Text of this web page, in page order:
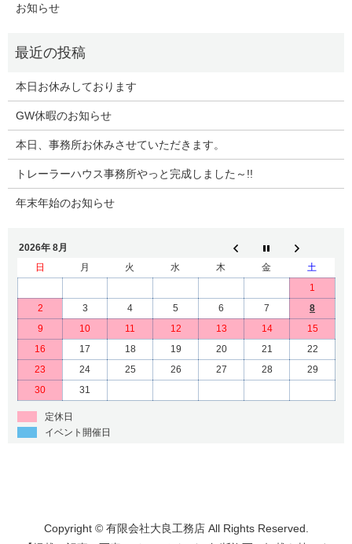
お知らせ
本日お休みしております
GW休暇のお知らせ
本日、事務所お休みさせていただきます。
トレーラーハウス事務所やっと完成しました～!!
年末年始のお知らせ
2026年 8月
日
月 火 水 木 金
土
1
2
3 4 5 6 7
8
9
10 11 12 13 14
15
16
17 18 19 20 21
22
23
24 25 26 27 28
29
30
31
定休日
イベント開催日
Copyright © 有限会社大良工務店 All Rights Reserved.